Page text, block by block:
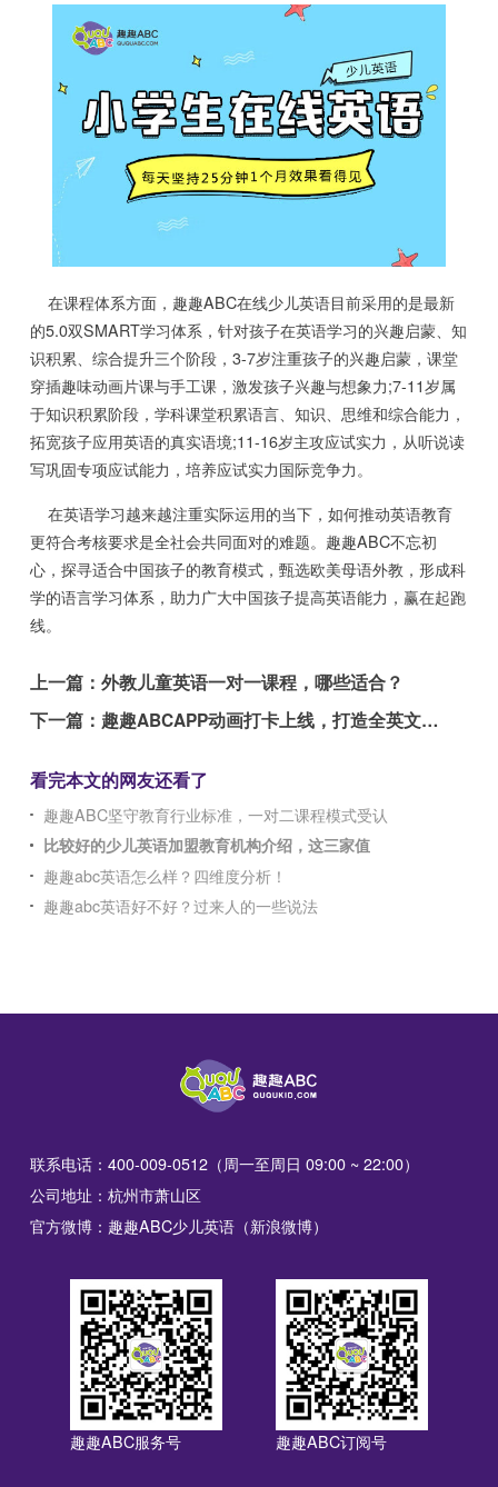
在课程体系方面，趣趣ABC在线少儿英语目前采用的是最新
的5.0双SMART学习体系，针对孩子在英语学习的兴趣启蒙、知
识积累、综合提升三个阶段，3-7岁注重孩子的兴趣启蒙，课堂
穿插趣味动画片课与手工课，激发孩子兴趣与想象力;7-11岁属
于知识积累阶段，学科课堂积累语言、知识、思维和综合能力，
拓宽孩子应用英语的真实语境;11-16岁主攻应试实力，从听说读
写巩固专项应试能力，培养应试实力国际竞争力。
在英语学习越来越注重实际运用的当下，如何推动英语教育
更符合考核要求是全社会共同面对的难题。趣趣ABC不忘初
心，探寻适合中国孩子的教育模式，甄选欧美母语外教，形成科
学的语言学习体系，助力广大中国孩子提高英语能力，赢在起跑
线。
上一篇：外教儿童英语一对一课程，哪些适合？
下一篇：
趣趣ABCAPP动画打卡上线，打造全英文视听盛宴
看完本文的网友还看了
趣趣ABC坚守教育行业标准，一对二课程模式受认
比较好的少儿英语加盟教育机构介绍，这三家值
趣趣abc英语怎么样？四维度分析！
趣趣abc英语好不好？过来人的一些说法
联系电话：400-009-0512（周一至周日 09:00 ~ 22:00）
公司地址：杭州市萧山区
官方微博：趣趣ABC少儿英语（新浪微博）
趣趣ABC服务号 趣趣ABC订阅号